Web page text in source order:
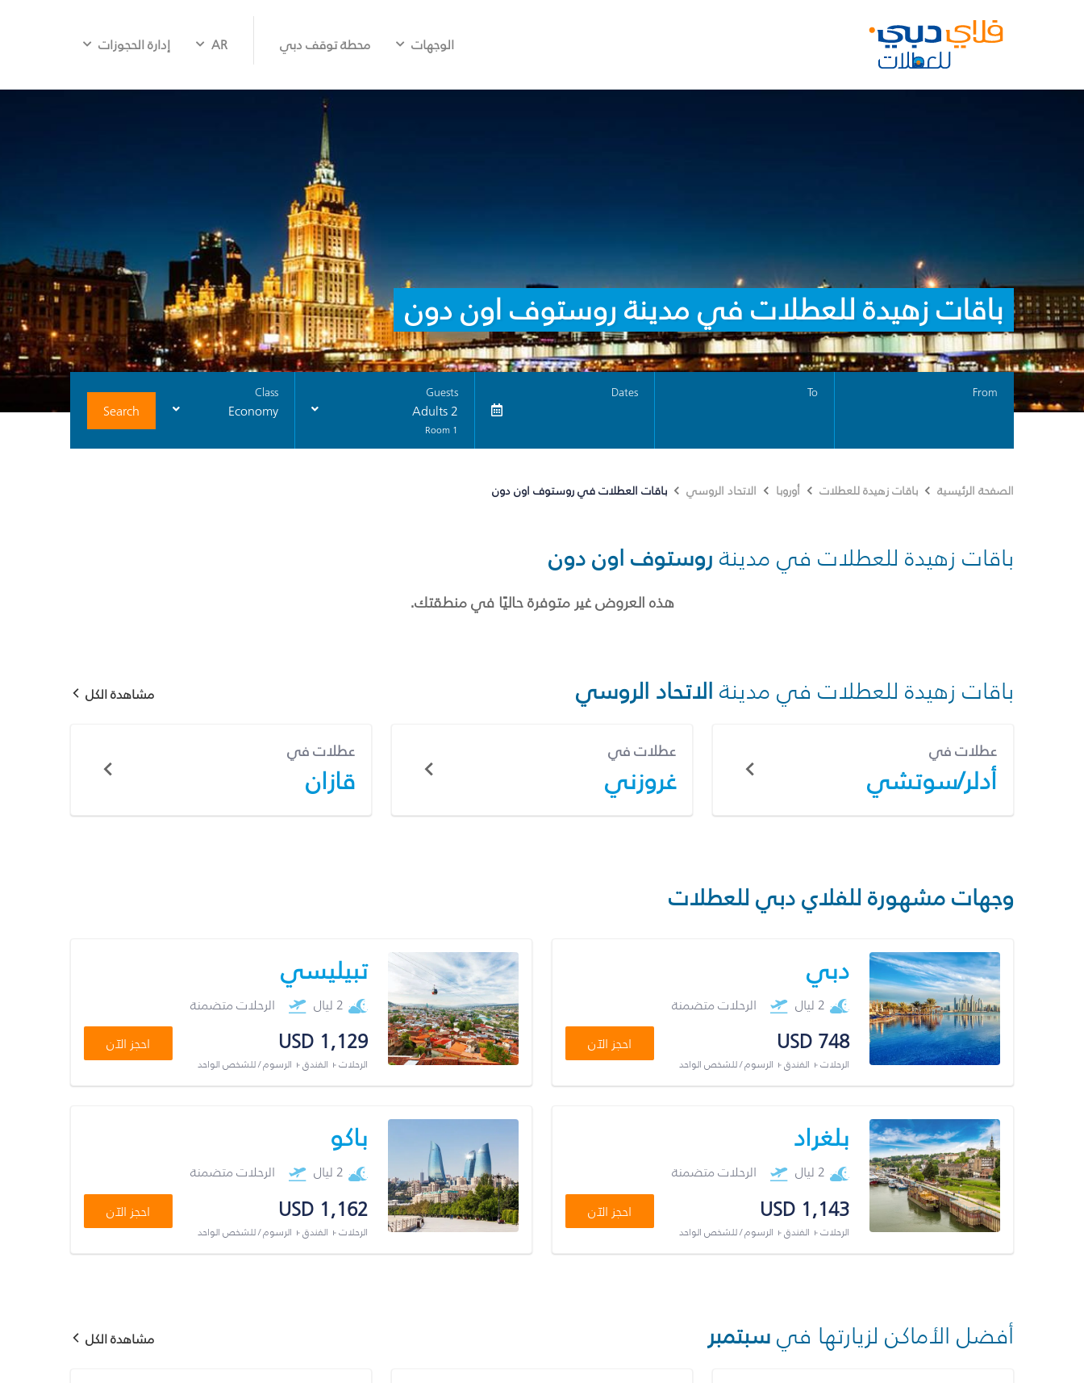
الوجهات محطة توقف دبي AR إدارة الحجوزات
باقات زهيدة للعطلات في مدينة روستوف اون دون
From
To
Dates
Guests
2 Adults
1 Room
Class
Economy
Search
الصفحة الرئيسية باقات زهيدة للعطلات أوروبا الاتحاد الروسي باقات العطلات في روستوف اون دون
باقات زهيدة للعطلات في مدينة روستوف اون دون
هذه العروض غير متوفرة حاليًا في منطقتك.
باقات زهيدة للعطلات في مدينة الاتحاد الروسي مشاهدة الكل
عطلات في
أدلر/سوتشي
عطلات في
غروزني
عطلات في
قازان
وجهات مشهورة للفلاي دبي للعطلات
دبي
2 ليال الرحلات متضمنة
USD 748
الرحلات + الفندق + الرسوم / للشخص الواحد
احجز الآن
تبيليسي
2 ليال الرحلات متضمنة
USD 1,129
الرحلات + الفندق + الرسوم / للشخص الواحد
احجز الآن
بلغراد
2 ليال الرحلات متضمنة
USD 1,143
الرحلات + الفندق + الرسوم / للشخص الواحد
احجز الآن
باكو
2 ليال الرحلات متضمنة
USD 1,162
الرحلات + الفندق + الرسوم / للشخص الواحد
احجز الآن
أفضل الأماكن لزيارتها فيسبتمبر مشاهدة الكل